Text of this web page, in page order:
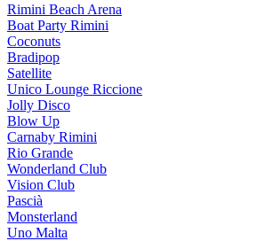
Rimini Beach Arena
Boat Party Rimini
Coconuts
Bradipop
Satellite
Unico Lounge Riccione
Jolly Disco
Blow Up
Carnaby Rimini
Rio Grande
Wonderland Club
Vision Club
Pascià
Monsterland
Uno Malta